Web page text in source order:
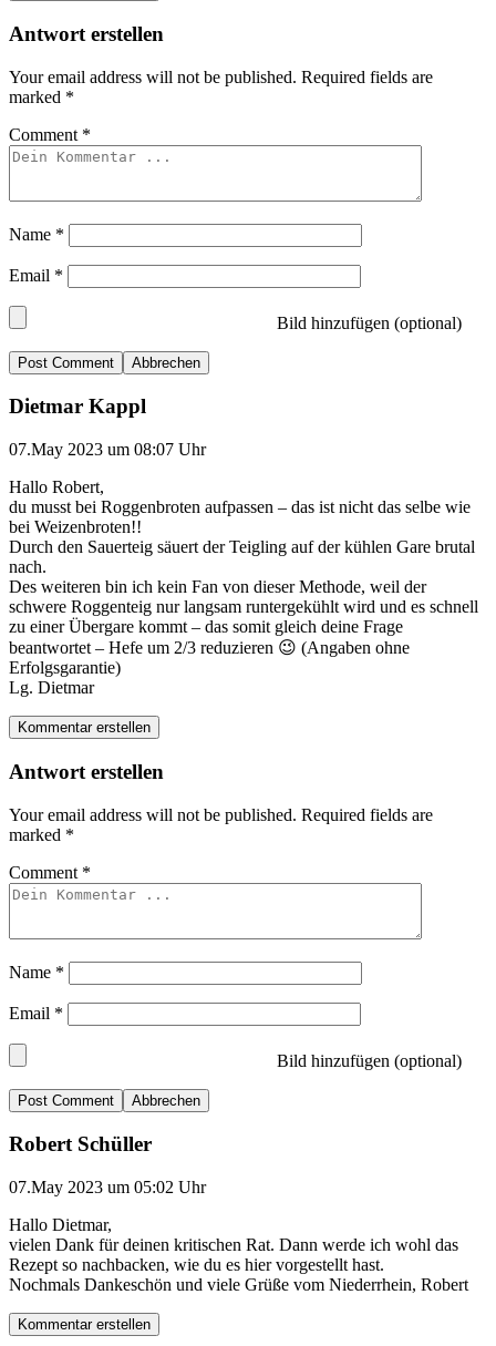
Antwort erstellen
Your email address will not be published. Required fields are
marked *
Comment *
Name *
Email *
Bild hinzufügen (optional)
Abbrechen
Dietmar Kappl
07.May 2023 um 08:07 Uhr
Hallo Robert,
du musst bei Roggenbroten aufpassen – das ist nicht das selbe wie
bei Weizenbroten!!
Durch den Sauerteig säuert der Teigling auf der kühlen Gare brutal
nach.
Des weiteren bin ich kein Fan von dieser Methode, weil der
schwere Roggenteig nur langsam runtergekühlt wird und es schnell
zu einer Übergare kommt – das somit gleich deine Frage
beantwortet – Hefe um 2/3 reduzieren 😉 (Angaben ohne
Erfolgsgarantie)
Lg. Dietmar
Kommentar erstellen
Antwort erstellen
Your email address will not be published. Required fields are
marked *
Comment *
Name *
Email *
Bild hinzufügen (optional)
Abbrechen
Robert Schüller
07.May 2023 um 05:02 Uhr
Hallo Dietmar,
vielen Dank für deinen kritischen Rat. Dann werde ich wohl das
Rezept so nachbacken, wie du es hier vorgestellt hast.
Nochmals Dankeschön und viele Grüße vom Niederrhein, Robert
Kommentar erstellen